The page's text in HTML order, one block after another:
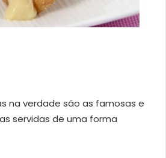
na verdade são as famosas e
servidas de uma forma